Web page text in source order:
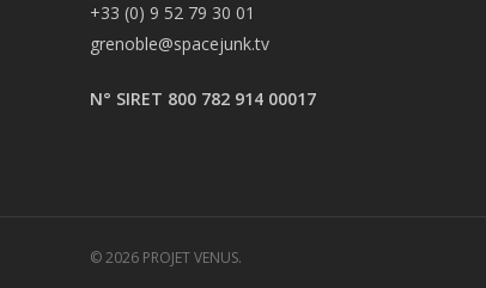
+33 (0) 9 52 79 30 01
grenoble@spacejunk.tv
N° SIRET 800 782 914 00017
© 2026 PROJET VENUS.